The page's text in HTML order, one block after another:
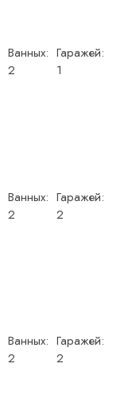
Ванных:
2
Гаражей:
1
Ванных:
2
Гаражей:
2
Ванных:
2
Гаражей:
2